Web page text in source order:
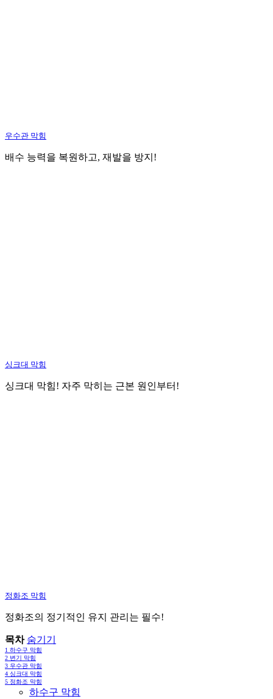
우수관 막힘
배수 능력을 복원하고, 재발을 방지!
싱크대 막힘
싱크대 막힘! 자주 막히는 근본 원인부터!
정화조 막힘
정화조의 정기적인 유지 관리는 필수!
목차 숨기기
1 하수구 막힘
2 변기 막힘
3 우수관 막힘
4 싱크대 막힘
5 정화조 막힘
하수구 막힘